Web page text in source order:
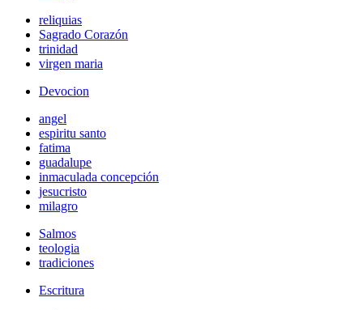
reliquias
Sagrado Corazón
trinidad
virgen maria
Devocion
angel
espiritu santo
fatima
guadalupe
inmaculada concepción
jesucristo
milagro
Salmos
teologia
tradiciones
Escritura